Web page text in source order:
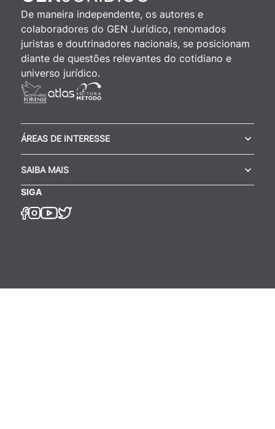
De maneira independente, os autores e
colaboradores do GEN Jurídico, renomados
juristas e doutrinadores nacionais, se posicionam
diante de questões relevantes do cotidiano e
universo jurídico.
ÁREAS DE INTERESSE
SAIBA MAIS
SIGA